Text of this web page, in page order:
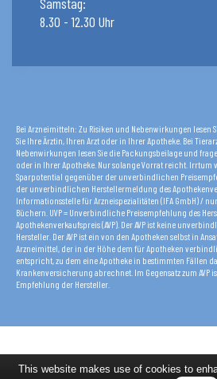
8.30 - 12.30 Uhr
Bei Arzneimitteln: Zu Risiken und Nebenwirkungen lesen
Sie Ihre Ärztin, Ihren Arzt oder in Ihrer Apotheke. Bei
Nebenwirkungen lesen Sie die Packungsbeilage und
oder in Ihrer Apotheke. Nur solange Vorrat reicht. Irrtum
Sparpotential gegenüber der unverbindlichen
der unverbindlichen Herstellermeldung des
Informationsstelle für Arzneispezialitäten (IFA GmbH) /
Büchern. UVP = Unverbindliche Preisempfehlung des
Apothekenverkaufspreis (AVP). Der AVP ist keine
Hersteller. Der AVP ist ein von den Apotheken selbst in
Arzneimittel, der in der Höhe dem für Apotheken
entspricht, zu dem eine Apotheke in bestimmten Fällen
Krankenversicherung abrechnet. Im Gegensatz zum AVP
Empfehlung der Hersteller.
This website makes use of cookies to